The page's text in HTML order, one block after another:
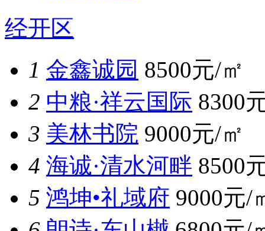
经开区
1 金鑫诚园 8500元/㎡
2 中粮·祥云国际 8300
3 美林书院 9000元/㎡
4 海诚·清水河畔 8500
5 鸿坤•礼域府 9000元/